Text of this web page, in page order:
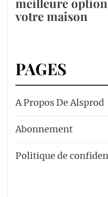
votre maison
PAGES
A Propos De Alsprod
Abonnement
Politique de